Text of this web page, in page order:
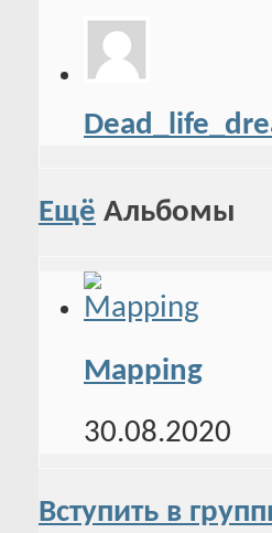
Ещё Альбомы
Mapping
30.08.2020
Вступить в